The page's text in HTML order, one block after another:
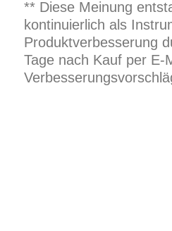
** Diese Meinung
kontinuierlich als
Produktverbesserung
Tage nach Kauf per E-